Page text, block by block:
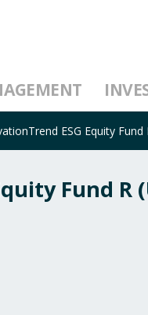
ESG Equity Fund
Fund R